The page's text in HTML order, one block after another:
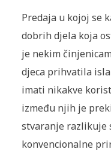
Predaja u kojoj se
dobrih djela koja
je nekim
djeca prihvatila
imati nikakve
između njih je
stvaranje razlikuje
konvencionalne